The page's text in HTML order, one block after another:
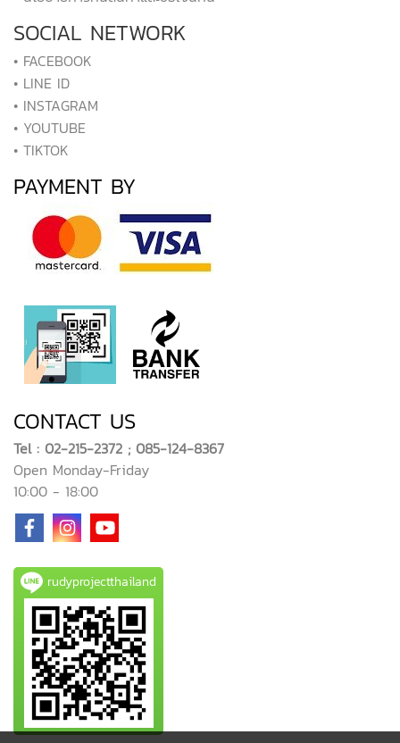
SOCIAL NETWORK
• FACEBOOK
• LINE ID
• INSTAGRAM
• YOUTUBE
• TIKTOK
PAYMENT BY
CONTACT US
Tel : 02-215-2372 ; 085-124-8367
Open Monday-Friday
10:00 - 18:00
rudyprojectthailand